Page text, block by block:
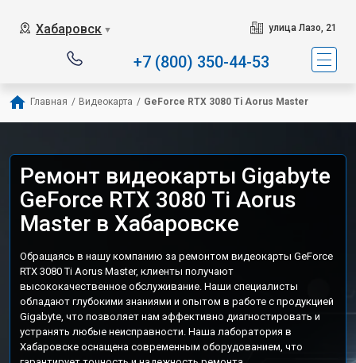
Хабаровск ▼ улица Лазо, 21
+7 (800) 350-44-53
Главная / Видеокарта / GeForce RTX 3080 Ti Aorus Master
Ремонт видеокарты Gigabyte
GeForce RTX 3080 Ti Aorus
Master в Хабаровске
Обращаясь в нашу компанию за ремонтом видеокарты GeForce
RTX 3080 Ti Aorus Master, клиенты получают
высококачественное обслуживание. Наши специалисты
обладают глубокими знаниями и опытом в работе с продукцией
Gigabyte, что позволяет нам эффективно диагностировать и
устранять любые неисправности. Наша лаборатория в
Хабаровске оснащена современным оборудованием, что